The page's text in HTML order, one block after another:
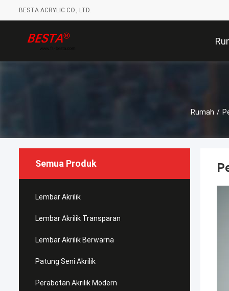
BESTA ACRYLIC CO., LTD.
Rumah /
Semua Produk
Lembar Akrilik
Lembar Akrilik Transparan
Lembar Akrilik Berwarna
Patung Seni Akrilik
Perabotan Akrilik Modern